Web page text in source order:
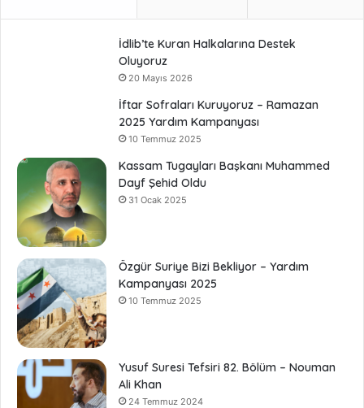
İdlib’te Kuran Halkalarına Destek
Oluyoruz
20 Mayıs 2026
İftar Sofraları Kuruyoruz – Ramazan
2025 Yardım Kampanyası
10 Temmuz 2025
Kassam Tugayları Başkanı Muhammed
Dayf Şehid Oldu
31 Ocak 2025
Özgür Suriye Bizi Bekliyor – Yardım
Kampanyası 2025
10 Temmuz 2025
Yusuf Suresi Tefsiri 82. Bölüm – Nouman
Ali Khan
24 Temmuz 2024